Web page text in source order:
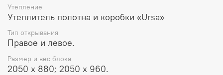
Утепление
Утеплитель полотна и коробки «Ursa»
Тип открывания
Правое и левое.
Размер и вес блока
2050 х 880; 2050 х 960.